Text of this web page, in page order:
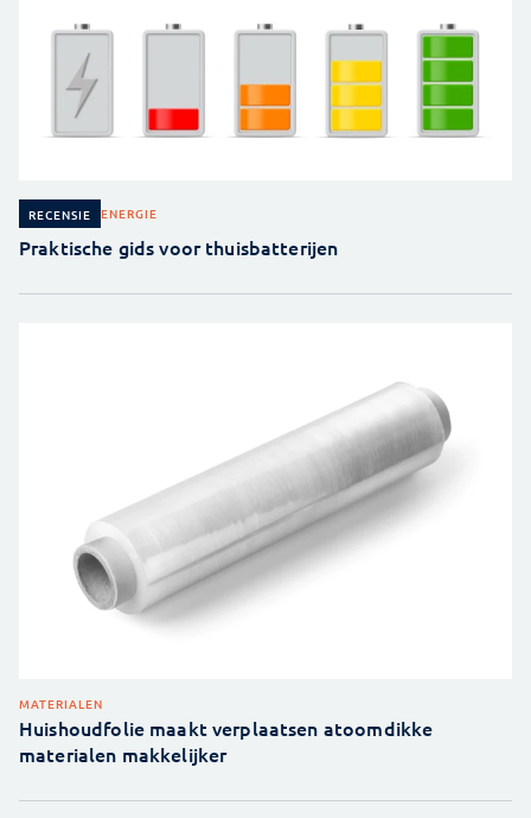
RECENSIE ENERGIE
Praktische gids voor thuisbatterijen
MATERIALEN
Huishoudfolie maakt verplaatsen atoomdikke
materialen makkelijker